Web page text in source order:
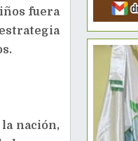
fuera
nación,